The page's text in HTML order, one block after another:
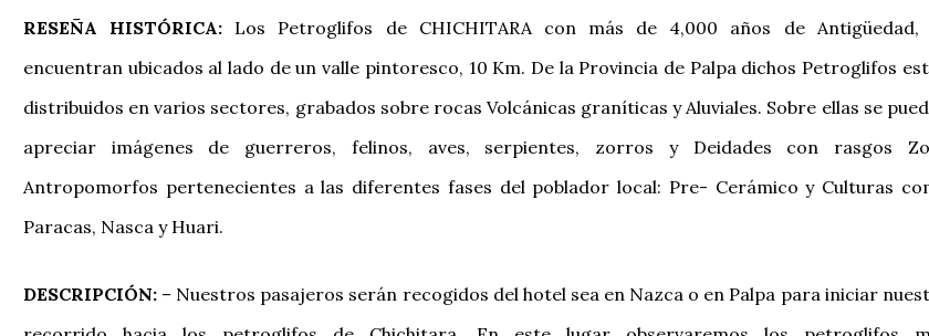
RESEÑA HISTÓRICA: Los Petroglifos de CHICHITARA con más de 4,000 años de Antigüedad,
encuentran ubicados al lado de un valle pintoresco, 10 Km. De la Provincia de Palpa dichos Petroglifos
distribuidos en varios sectores, grabados sobre rocas Volcánicas graníticas y Aluviales. Sobre ellas se
apreciar imágenes de guerreros, felinos, aves, serpientes, zorros y Deidades con rasgos
Antropomorfos pertenecientes a las diferentes fases del poblador local: Pre- Cerámico y Culturas
Paracas, Nasca y Huari.
DESCRIPCIÓN: – Nuestros pasajeros serán recogidos del hotel sea en Nazca o en Palpa para iniciar